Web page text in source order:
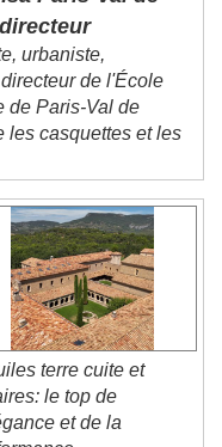
will cancel
Paris-Val de
urbaniste,
de l'École
de Paris-Val de
casquettes et les
terre cuite et
le top de
et de la